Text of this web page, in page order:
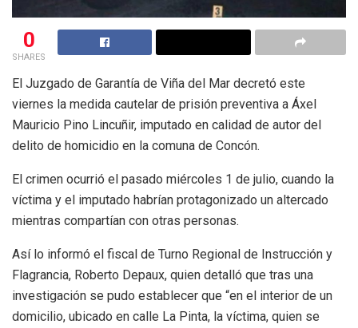
0
SHARES
El Juzgado de Garantía de Viña del Mar decretó este
viernes la medida cautelar de prisión preventiva a Áxel
Mauricio Pino Lincuñir, imputado en calidad de autor del
delito de homicidio en la comuna de Concón.
El crimen ocurrió el pasado miércoles 1 de julio, cuando la
víctima y el imputado habrían protagonizado un altercado
mientras compartían con otras personas.
Así lo informó el fiscal de Turno Regional de Instrucción y
Flagrancia, Roberto Depaux, quien detalló que tras una
investigación se pudo establecer que “en el interior de un
domicilio, ubicado en calle La Pinta, la víctima, quien se